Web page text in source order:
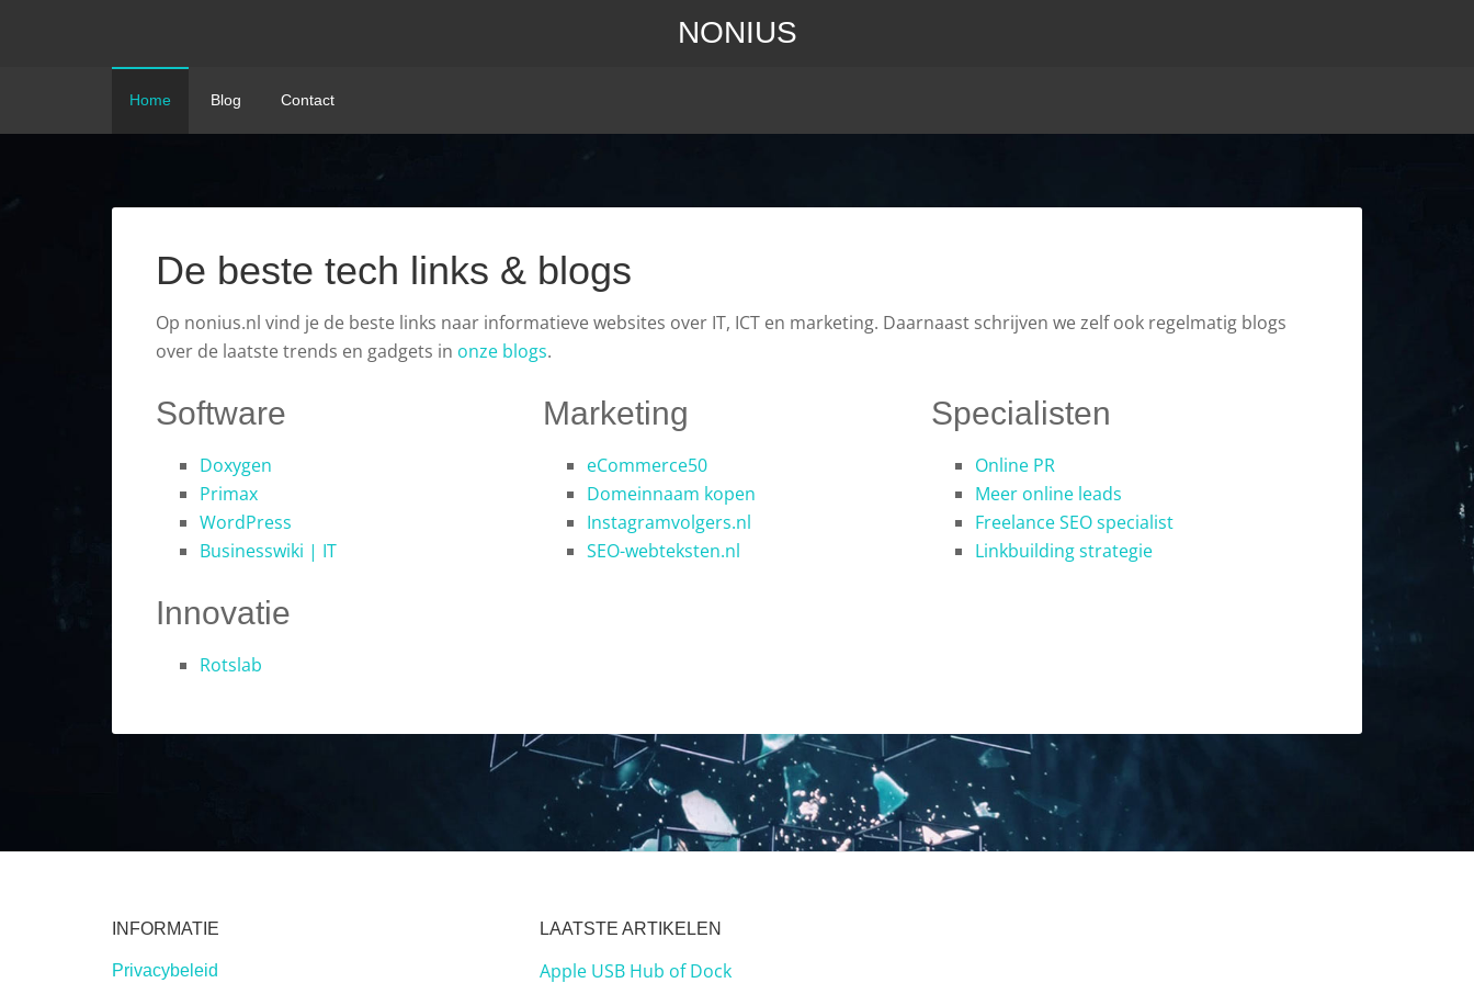
NONIUS
Home Blog Contact
De beste tech links & blogs
Op nonius.nl vind je de beste links naar informatieve websites over IT, ICT en marketing. Daarnaast schrijven we zelf ook regelmatig blogs
over de laatste trends en gadgets in onze blogs.
Software
Doxygen
Primax
WordPress
Businesswiki | IT
Marketing
eCommerce50
Domeinnaam kopen
Instagramvolgers.nl
SEO-webteksten.nl
Specialisten
Online PR
Meer online leads
Freelance SEO specialist
Linkbuilding strategie
Innovatie
Rotslab
INFORMATIE
Privacybeleid
LAATSTE ARTIKELEN
Apple USB Hub of Dock